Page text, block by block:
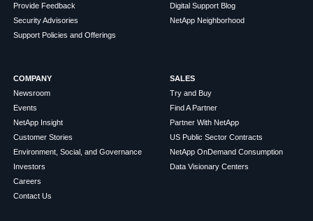
Provide Feedback
Security Advisories
Support Policies and Offerings
Digital Support Blog
NetApp Neighborhood
COMPANY
Newsroom
Events
NetApp Insight
Customer Stories
Environment, Social, and Governance
Investors
Careers
Contact Us
SALES
Try and Buy
Find A Partner
Partner With NetApp
US Public Sector Contracts
NetApp OnDemand Consumption
Data Visionary Centers